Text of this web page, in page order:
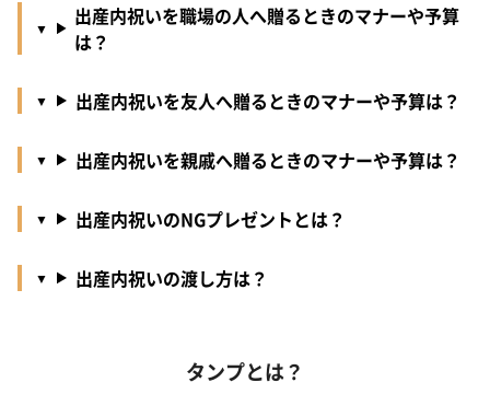
出産内祝いを職場の人へ贈るときのマナーや予算
は？
出産内祝いを友人へ贈るときのマナーや予算は？
出産内祝いを親戚へ贈るときのマナーや予算は？
出産内祝いのNGプレゼントとは？
出産内祝いの渡し方は？
タンプとは？